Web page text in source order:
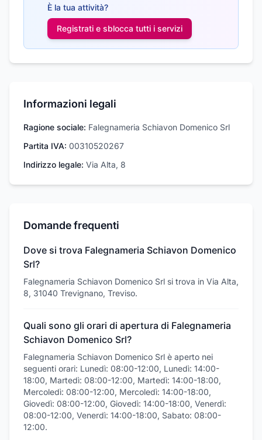
È la tua attività?
Registrati e sblocca tutti i servizi
Informazioni legali
Ragione sociale: Falegnameria Schiavon Domenico Srl
Partita IVA: 00310520267
Indirizzo legale: Via Alta, 8
Domande frequenti
Dove si trova Falegnameria Schiavon Domenico
Srl?
Falegnameria Schiavon Domenico Srl si trova in Via Alta,
8, 31040 Trevignano, Treviso.
Quali sono gli orari di apertura di Falegnameria
Schiavon Domenico Srl?
Falegnameria Schiavon Domenico Srl è aperto nei
seguenti orari: Lunedì: 08:00-12:00, Lunedì: 14:00-
18:00, Martedì: 08:00-12:00, Martedì: 14:00-18:00,
Mercoledì: 08:00-12:00, Mercoledì: 14:00-18:00,
Giovedì: 08:00-12:00, Giovedì: 14:00-18:00, Venerdì:
08:00-12:00, Venerdì: 14:00-18:00, Sabato: 08:00-
12:00.